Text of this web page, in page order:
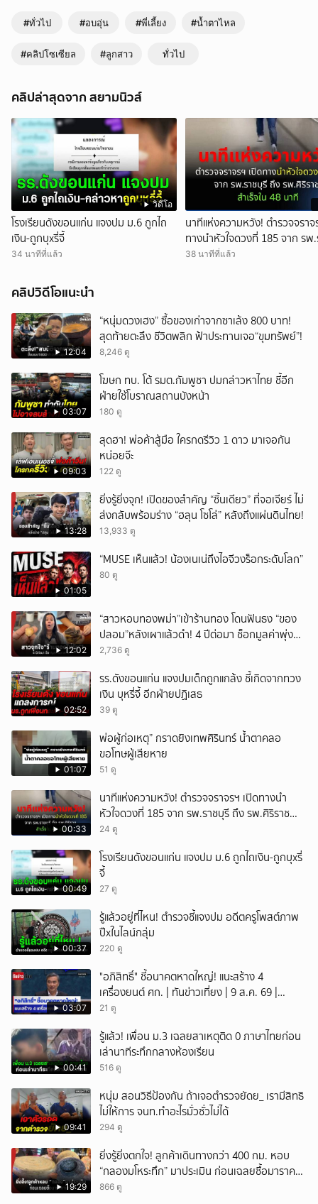
#ทั่วไป #อบอุ่น #พี่เลี้ยง #น้ำตาไหล
#คลิปโซเซียล #ลูกสาว ทั่วไป
คลิปล่าสุดจาก สยามนิวส์
วิดีโอ
โรงเรียนดังขอนแก่น แจงปม ม.6 ถูกไถ
เงิน-ถูกบุxรี่จี้
34 นาทีที่แล้ว
นาทีแห่งความหวัง! ตำรวจจราจ
ทางนำหัวใจดวงที่ 185 จาก รพ
ถึง รพ.ศิริราช สำเร็จใน 48 นาที
38 นาทีที่แล้ว
คลิปวิดีโอแนะนำ
12:04
“หนุ่มดวงเฮง” ซื้อของเก่าจากซาเล้ง 800 บาท!
สุดท้ายตะลึง ชีวิตพลิก ฟ้าประทานเจอ“ขุมทรัพย์”!
8,246 ดู
03:07
โฆษก ทบ. โต้ รมต.กัมพูชา ปมกล่าวหาไทย ชี้อีก
ฝ่ายใช้โบราณสถานบังหน้า
180 ดู
09:03
สุดฮา! พ่อค้าสู้มือ ใครกดรีวิว 1 ดาว มาเจอกัน
หน่อยจ๊ะ
122 ดู
13:28
ยิ่งรู้ยิ่งจุก! เปิดของสำคัญ “ชิ้นเดียว” ที่จอเจียร์ ไม่
ส่งกลับพร้อมร่าง “ฮลุน โซโล่” หลังถึงแผ่นดินไทย!
13,933 ดู
01:05
“MUSE เห็นแล้ว! น้องเนเน่ถึงไอจีวงร็อกระดับโลก”
80 ดู
12:02
“สาวหอบทองพม่า”เข้าร้านทอง โดนฟันธง “ของ
ปลอม”หลังเผาแล้วดำ! 4 ปีต่อมา ช็อกมูลค่าพุ่ง
มหาศาล!
2,736 ดู
02:52
รร.ดังขอนแก่น แจงปมเด็กถูกแกล้ง ชี้เกิดจากทวง
เงิน บุหรี่จี้ อีกฝ่ายปฏิเสธ
39 ดู
01:07
พ่อผู้ก่อเหตุ” กราดยิงเทพศิรินทร์ น้ำตาคลอ
ขอโทษผู้เสียหาย
51 ดู
00:33
นาทีแห่งความหวัง! ตำรวจจราจรฯ เปิดทางนำ
หัวใจดวงที่ 185 จาก รพ.ราชบุรี ถึง รพ.ศิริราช
สำเร็จใน 48 นาที
24 ดู
00:49
โรงเรียนดังขอนแก่น แจงปม ม.6 ถูกไถเงิน-ถูกบุxรี่
จี้
27 ดู
00:37
รู้แล้วอยู่ที่ไหน! ตำรวจชี้แจงปม อดีตครูโพสต์ภาพ
ปืxในไลน์กลุ่ม
220 ดู
03:07
"อภิสิทธิ์" ชี้อนาคตหาดใหญ่! แนะสร้าง 4
เครื่องยนต์ ศก. | ทันข่าวเที่ยง | 9 ส.ค. 69 |
NationTV22
21 ดู
00:41
รู้แล้ว! เพื่อน ม.3 เฉลยสาเหตุติด 0 ภาษาไทยก่อน
เล่านาทีระทึกกลางห้องเรียน
516 ดู
09:41
หนุ่ม สอนวิธีป้องกัน ถ้าเจอตำรวจยัดย_ เรามีสิทธิ
ไม่ให้การ จนท.ทำอะไรมั่วซั่วไม่ได้
294 ดู
19:29
ยิ่งรู้ยิ่งตกใจ! ลูกค้าเดินทางกว่า 400 กม. หอบ
“กลองมโหระทึก” มาประเมิน ก่อนเฉลยซื้อมาราคา
เท่าไหร่?
866 ดู